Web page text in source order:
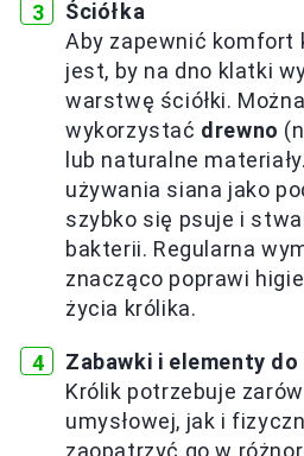
Ściółka
Aby zapewnić komfort
jest, by na dno klatki
warstwę ściółki.
wykorzystać drewno
lub naturalne
używania siana jako
szybko się psuje i
bakterii. Regularna
znacząco poprawi
życia królika.
Zabawki i elementy
Królik potrzebuje
umysłowej, jak i
zaopatrzyć go w